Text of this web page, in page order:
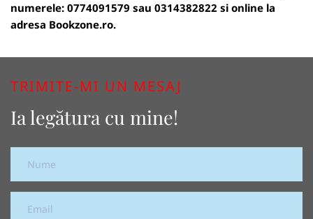
numerele: 0774091579 sau 0314382822 si online la
adresa Bookzone.ro.
TRIMITE-MI UN MESAJ
Ia legătura cu mine!